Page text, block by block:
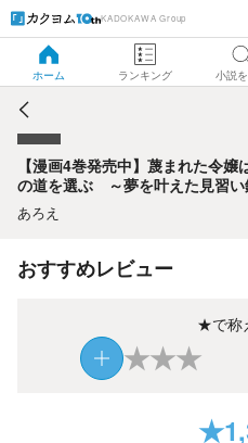
KADOKAWA Group
ホーム ランキング 小説
【漫画4巻発売中】蔑まれた
術師の道を選ぶ ～夢を叶え
【Web版】
【漫画4巻発売中】蔑まれた令
の道を選ぶ ～夢を叶えた見習い
あろえ
おすすめレビュー
★で称
★★★
★